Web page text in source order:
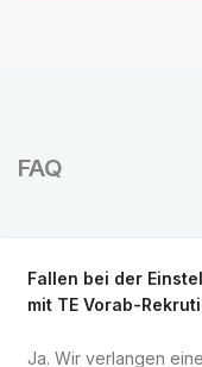
FAQ
Fallen bei der
mit TE Vorab-
Ja. Wir verlangen